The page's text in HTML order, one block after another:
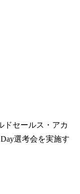
ドセールス・アカ
選考会を実施す